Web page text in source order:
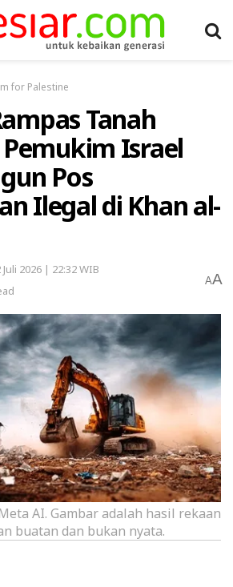
for Palestine
Tanah
Israel
Pos
Ilegal di Khan al-
Juli 2026 | 22:32 WIB
AA
AI. Gambar adalah hasil rekaan
buatan dan bukan nyata.